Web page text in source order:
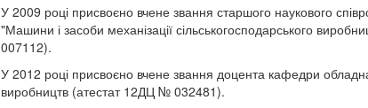
У 2009 році присвоєно вчене звання старшого наукового
"Машини і засоби механізації сільськогосподарського
007112).
У 2012 році присвоєно вчене звання доцента кафедри
виробництв (атестат 12ДЦ № 032481).